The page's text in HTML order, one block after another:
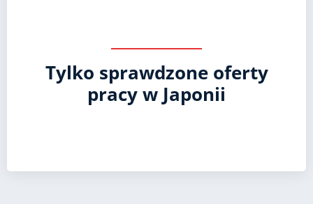
Tylko sprawdzone oferty
pracy w Japonii